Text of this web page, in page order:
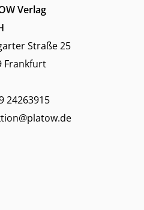
Verlag
Straße 25
Frankfurt
24263915